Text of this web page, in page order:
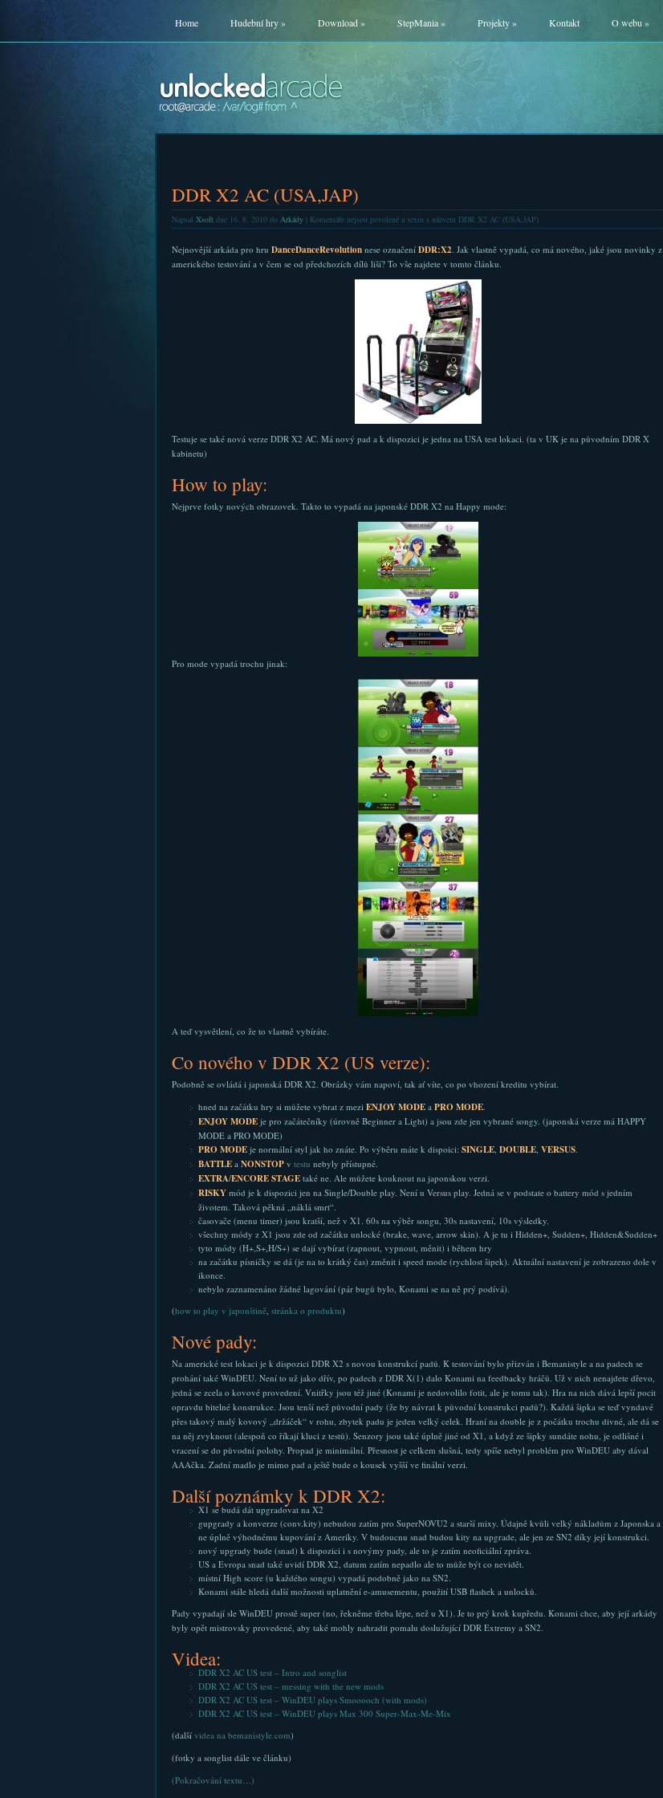
Home Hudební hry» Download» StepMania» Projekty» Kontakt O webu »
DDR X2 AC (USA,JAP)
Napsal Xsoftdne 16. 8. 2010 do Arkády| Komentáře nejsou povolenéu textu s názvem DDR X2 AC (USA,JAP)
Nejnovější arkáda pro hru DanceDanceRevolutionnese označení DDR:X2. Jak vlastně vypadá, co má nového, jaké jsou novinky z
amerického testování a v čem se od předchozích dílů liší? To vše najdete v tomto článku.
Testuje se také nová verze DDR X2 AC. Má nový pad a k dispozici je jedna na USA test lokaci. (ta v UK je na původním DDR X
kabinetu)
How to play:
Nejprve fotky nových obrazovek. Takto to vypadá na japonské DDR X2 na Happy mode:
Pro mode vypadá trochu jinak:
A teď vysvětlení, co že to vlastně vybíráte.
Co nového v DDR X2 (US verze):
Podobně se ovládá i japonská DDR X2. Obrázky vám napoví, tak ať víte, co po vhození kreditu vybírat.
hned na začátku hry si můžete vybrat z mezi ENJOY MODEa PRO MODE.
ENJOY MODEje pro začátečníky (úrovně Beginner a Light) a jsou zde jen vybrané songy. (japonská verze má HAPPY
MODE a PRO MODE)
PRO MODEje normální styl jak ho znáte. Po výběru máte k dispoici: SINGLE, DOUBLE, VERSUS.
BATTLE a NONSTOP v testu nebyly přístupné.
EXTRA/ENCORE STAGEtaké ne. Ale můžete kouknout na japonskou verzi.
RISKY mód je k dispozici jen na Single/Double play. Není u Versus play. Jedná se v podstate o battery mód s jedním
životem. Taková pěkná „náklá smrt“.
časovače (menu timer) jsou kratší, než v X1. 60s na výběr songu, 30s nastavení, 10s výsledky.
všechny módy z X1 jsou zde od začátku unlocké (brake, wave, arrow skin). A je tu i Hidden+, Sudden+, Hidden&Sudden+
tyto módy (H+,S+,H/S+) se dají vybírat (zapnout, vypnout, měnit) i během hry
na začátku písničky se dá (je na to krátký čas) změnit i speed mode (rychlost šipek). Aktuální nastavení je zobrazeno dole v
ikonce.
nebylo zaznamenáno žádné lagování (pár bugů bylo, Konami se na ně prý podívá).
(how to play v japonštině, stránka o produktu)
Nové pady:
Na americké test lokaci je k dispozici DDR X2 s novou konstrukcí padů. K testování bylo přizván i Bemanistyle a na padech se
prohání také WinDEU. Není to už jako dřív, po padech z DDR X(1) dalo Konami na feedbacky hráčů. Už v nich nenajdete dřevo,
jedná se zcela o kovové provedení. Vnitřky jsou též jiné (Konami je nedovolilo fotit, ale je tomu tak). Hra na nich dává lepší pocit
opravdu bitelné konstrukce. Jsou tenší než původní pady (že by návrat k původní konstrukci padů?). Každá šipka se teď vyndavé
přes takový malý kovový „držáček“ v rohu, zbytek padu je jeden velký celek. Hraní na double je z počátku trochu divné, ale dá se
na něj zvyknout (alespoň co říkají kluci z testů). Senzory jsou také úplně jiné od X1, a když ze šipky sundáte nohu, je odlišné i
vracení se do původní polohy. Propad je minimální. Přesnost je celkem slušná, tedy spíše nebyl problém pro WinDEU aby dával
AAAčka. Zadní madlo je mimo pad a ještě bude o kousek vyšší ve finální verzi.
Další poznámky k DDR X2:
X1 se budá dát upgradovat na X2
gupgrady a konverze (conv.kity) nebudou zatím pro SuperNOVU2 a starší mixy. Údajně kvůli velký nákladům z Japonska a
ne úplně výhodnému kupování z Ameriky. V budoucnu snad budou kity na upgrade, ale jen ze SN2 díky její konstrukci.
nový upgrady bude (snad) k dispozici i s novýmy pady, ale to je zatím neoficiální zpráva.
US a Evropa snad také uvidí DDR X2, datum zatím nepadlo ale to může být co nevidět.
místní High score (u každého songu) vypadá podobně jako na SN2.
Konami stále hledá další možnosti uplatnění e-amusementu, použití USB flashek a unlocků.
Pady vypadají sle WinDEU prostě super (no, řekněme třeba lépe, než u X1). Je to prý krok kupředu. Konami chce, aby její arkády
byly opět mistrovsky provedené, aby také mohly nahradit pomalu doslužující DDR Extremy a SN2.
Videa:
DDR X2 AC US test – Intro and songlist
DDR X2 AC US test – messing with the new mods
DDR X2 AC US test – WinDEU plays Smooooch (with mods)
DDR X2 AC US test – WinDEU plays Max 300 Super-Max-Me-Mix
(další videa na bemanistyle.com)
(fotky a songlist dále ve článku)
(Pokračování textu…)